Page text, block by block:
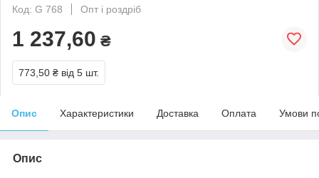
Код: G 768
Опт і роздріб
1 237,60 ₴
773,50 ₴ від 5 шт.
Опис Характеристики Доставка Оплата Умови
Опис